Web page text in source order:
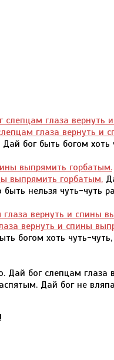
глаза вернуть и
бог быть богом
выпрямить горбатым.
нельзя чуть-чуть
вернуть и спины
богом хоть чуть-
Дай бог слепцам
Дай бог не